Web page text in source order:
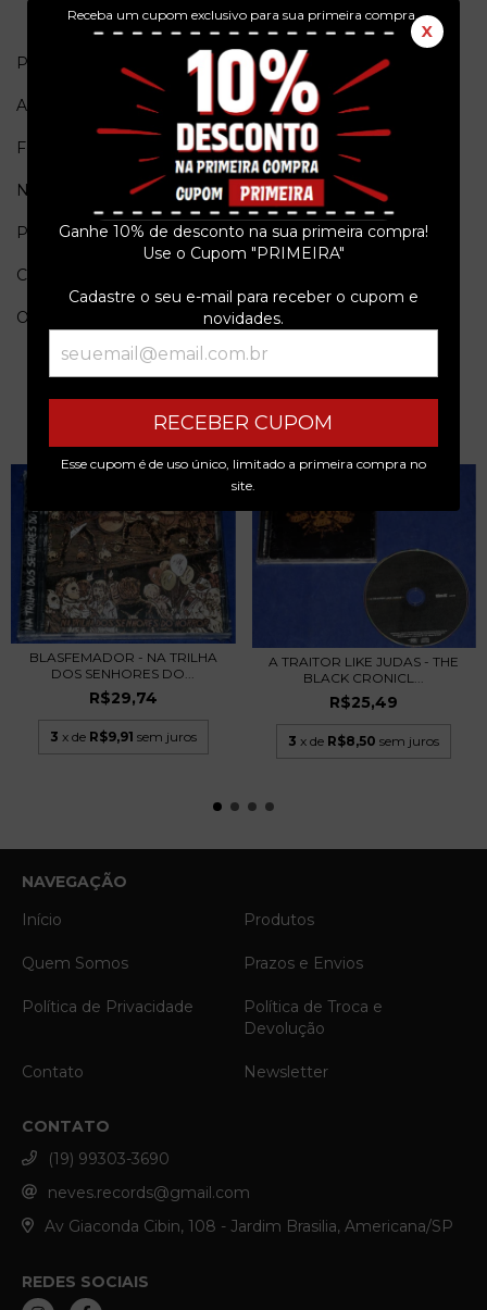
Receba um cupom exclusivo para sua primeira compra.
X
Ganhe 10% de desconto na sua primeira compra!
Use o Cupom "PRIMEIRA"
Cadastre o seu e-mail para receber o cupom e
novidades.
RECEBER CUPOM
Esse cupom é de uso único, limitado a primeira compra no
site.
Paul Stanley - Backstage Pass
Ano = 2019
Formato = Audio Book (em inglês)
Número de cds = 4
Pais de origem = USA
Conservação = EX
Obs. = Audio book com duração de 5 horas!!
PRODUTOS SIMILARES
BLASFEMADOR - NA TRILHA
DOS SENHORES DO...
R$29,74
3 x de R$9,91 sem juros
A TRAITOR LIKE JUDAS - THE
BLACK CRONICL...
R$25,49
3 x de R$8,50 sem juros
NAVEGAÇÃO
Início
Produtos
Quem Somos Prazos e Envios
Política de Privacidade
Política de Troca e
Devolução
Contato Newsletter
CONTATO
(19) 99303-3690
neves.records@gmail.com
Av Giaconda Cibin, 108 - Jardim Brasilia, Americana/SP
REDES SOCIAIS